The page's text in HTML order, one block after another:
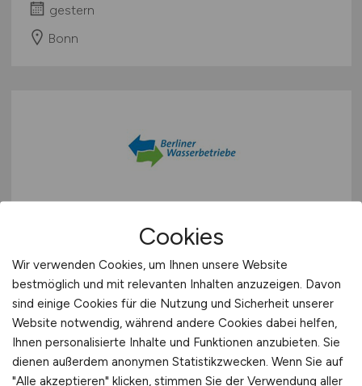
gestern
Bonn
Instandhaltungstechniker:in -
(w/m/d)
Berliner Wasserbetriebe
gestern
Berlin
Cookies
Wir verwenden Cookies, um Ihnen unsere Website
bestmöglich und mit relevanten Inhalten anzuzeigen. Davon
sind einige Cookies für die Nutzung und Sicherheit unserer
Website notwendig, während andere Cookies dabei helfen,
Ihnen personalisierte Inhalte und Funktionen anzubieten. Sie
dienen außerdem anonymen Statistikzwecken. Wenn Sie auf
"Alle akzeptieren" klicken, stimmen Sie der Verwendung aller